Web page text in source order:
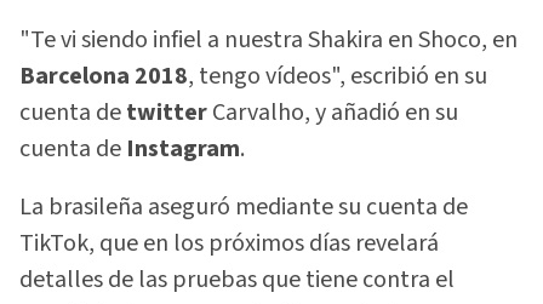
"Te vi siendo infiel a nuestra Shakira en Shoco, en
Barcelona 2018, tengo vídeos", escribió en su
cuenta detwitterCarvalho, y añadió en su
cuenta de Instagram.
La brasileña aseguró mediante su cuenta de
TikTok, que en los próximos días revelará
detalles de las pruebas que tiene contra el